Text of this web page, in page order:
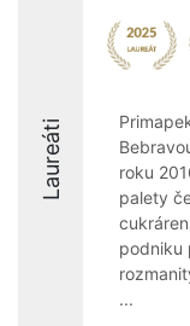
Laureáti
roku
palety
podniku
...